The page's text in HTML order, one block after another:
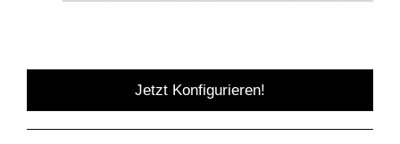
Jetzt Konfigurieren!